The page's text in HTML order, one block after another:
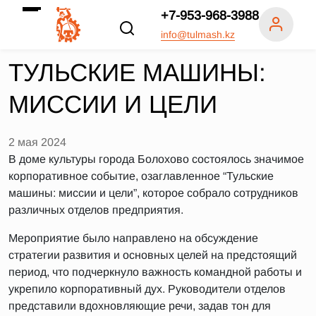
+7-953-968-3988
info@tulmash.kz
ТУЛЬСКИЕ МАШИНЫ:
МИССИИ И ЦЕЛИ
2 мая 2024
В доме культуры города Болохово состоялось значимое
корпоративное событие, озаглавленное “Тульские
машины: миссии и цели”, которое собрало сотрудников
различных отделов предприятия.
Мероприятие было направлено на обсуждение
стратегии развития и основных целей на предстоящий
период, что подчеркнуло важность командной работы и
укрепило корпоративный дух. Руководители отделов
представили вдохновляющие речи, задав тон для